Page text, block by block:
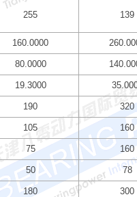
255 139
160.0000
80.0000
19.3000
190 320
105 160
75 160
50 78
180 300